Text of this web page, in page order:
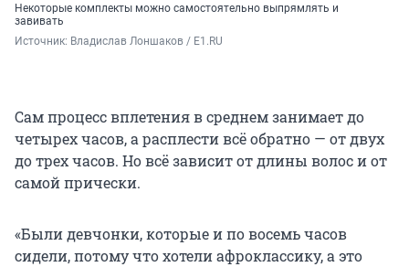
Некоторые комплекты можно самостоятельно выпрямлять и
завивать
Источник: Владислав Лоншаков / E1.RU
Сам процесс вплетения в среднем занимает до
четырех часов, а расплести всё обратно — от двух
до трех часов. Но всё зависит от длины волос и от
самой прически.
«Были девчонки, которые и по восемь часов
сидели, потому что хотели афроклассику, а это